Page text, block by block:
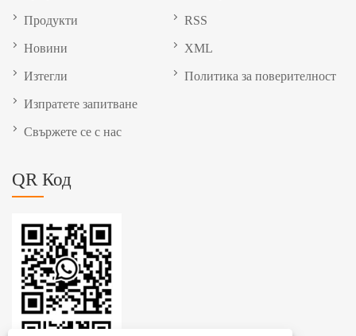
Продукти
Новини
Изтегли
Изпратете запитване
Свържете се с нас
RSS
XML
Политика за поверителност
QR Код